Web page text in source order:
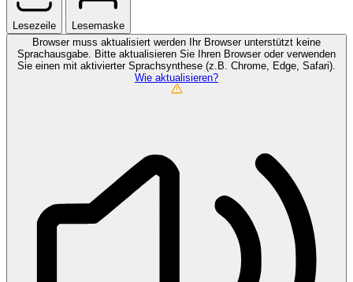
Lesezeile
Lesemaske
Browser muss aktualisiert werden
Ihr Browser unterstützt keine
Sprachausgabe. Bitte aktualisieren Sie Ihren Browser oder verwenden
Sie einen mit aktivierter Sprachsynthese (z.B. Chrome, Edge, Safari).
Wie aktualisieren?